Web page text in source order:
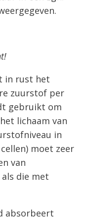
in rust het
zuurstof per
gebruikt om
lichaam van
in
moet zeer
van
die met
absorbeert